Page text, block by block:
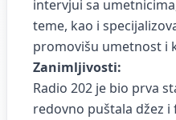
intervjui sa
teme, kao i
promovišu umetnost i
Zanimljivosti:
Radio 202 je bio prva
redovno puštala džez